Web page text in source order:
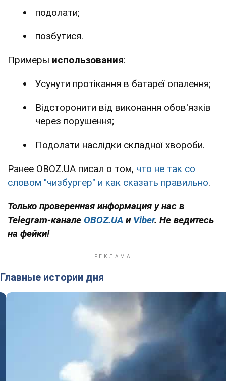
подолати;
позбутися.
Примеры использования:
Усунути протікання в батареї опалення;
Відсторонити від виконання обов'язків
через порушення;
Подолати наслідки складної хвороби.
Ранее OBOZ.UA писал о том, что не так со
словом "чизбургер" и как сказать правильно.
Только проверенная информация у нас в
Telegram-канале OBOZ.UA и Viber. Не ведитесь
на фейки!
Главные истории дня